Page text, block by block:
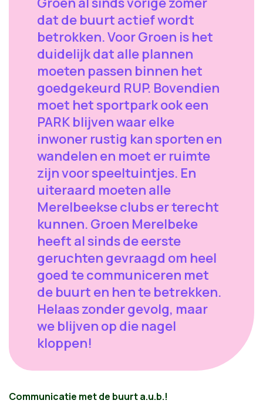
dat de buurt actief wordt
betrokken. Voor Groen is het
duidelijk dat alle plannen
moeten passen binnen het
goedgekeurd RUP. Bovendien
moet het sportpark ook een
PARK blijven waar elke
inwoner rustig kan sporten en
wandelen en moet er ruimte
zijn voor speeltuintjes. En
uiteraard moeten alle
Merelbeekse clubs er terecht
kunnen. Groen Merelbeke
heeft al sinds de eerste
geruchten gevraagd om heel
goed te communiceren met
de buurt en hen te betrekken.
Helaas zonder gevolg, maar
we blijven op die nagel
kloppen!
Communicatie met de buurt a.u.b.!